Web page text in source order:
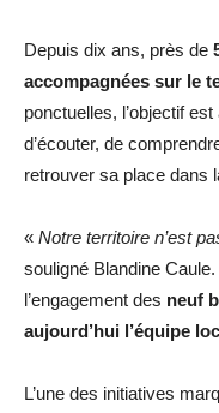
Depuis dix ans, près de
accompagnées sur le
ponctuelles, l’objectif
d’écouter, de
retrouver sa place dans
« Notre territoire n’est
souligné Blandine
l’engagement des neuf
aujourd’hui l’équipe
L’une des initiatives